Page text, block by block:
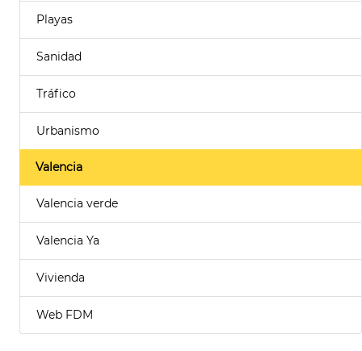
Playas
Sanidad
Tráfico
Urbanismo
Valencia
Valencia verde
Valencia Ya
Vivienda
Web FDM